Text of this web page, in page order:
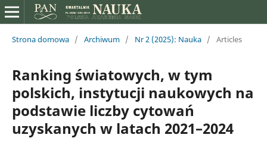
Strona domowa / Archiwum / Nr 2 (2025): Nauka / Articles
Ranking światowych, w tym
polskich, instytucji naukowych na
podstawie liczby cytowań
uzyskanych w latach 2021–2024